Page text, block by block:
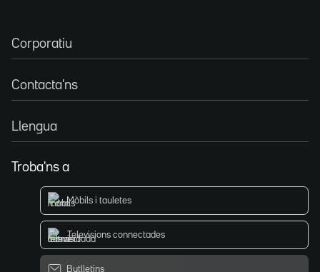
Corporatiu
Contacta'ns
Llengua
Troba'ns a
Mòbils i tauletes
Televisions connectades
Butlletins